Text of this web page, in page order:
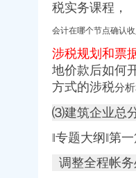
司_个体工商_代账报税_
务有限公司招聘-汇博网
核算再造专题讲座_重庆培
行股份及支付现金购买资产
司新招聘信息-聘网
税实务课程，
会计在哪个节点确认
涉税规划和票
地价款后如何
方式的涉税分
⑶建筑企业总
‖专题大纲‖第
调整全程帐